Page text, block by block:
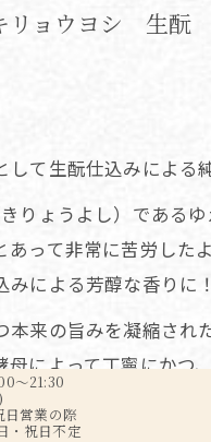
リョウヨシ 生
て生酛仕込みによる
りょうよし）であるゆ
って非常に苦労した
による芳醇な香りに！
来の旨みを凝縮され
によって丁寧にか
～21:30
日営業の際
・祝日不定